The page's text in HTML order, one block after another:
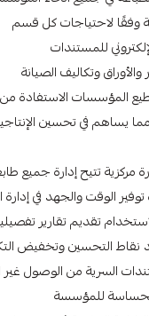
وفقًا لاحتياجات كل قسم
للمستندات
وتكاليف الصيانة
المؤسسات الاستفادة من
يساهم في تحسين
مركزية تتيح إدارة
الوقت والجهد في إدارة
تقديم تقارير
نقاط التحسين وتخفيض
السرية من الوصول
للمؤسسة